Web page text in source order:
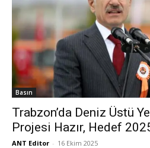
Basın
Trabzon’da Deniz Üstü
Projesi Hazır, Hedef
ANT Editor - 16 Ekim 2025